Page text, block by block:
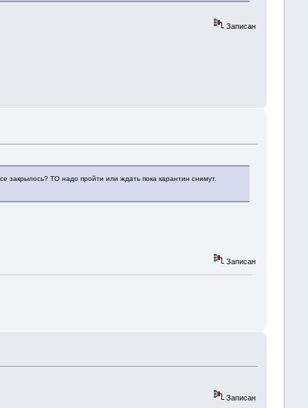
Записан
ТО надо пройти или ждать пока карантин снимут.
Записан
Записан